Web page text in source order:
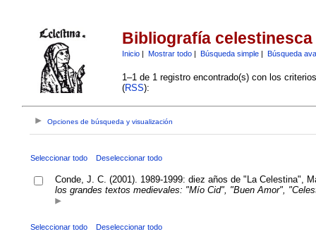
Bibliografía celestinesca
Inicio| Mostrar todo| Búsqueda simple| Búsqueda
1–1 de 1 registro encontrado(s) con los
(RSS):
Opciones de búsqueda y visualización
Seleccionar todo Deseleccionar todo
Conde, J. C. (2001). 1989-1999: diez años de "La Celestina",
los grandes textos medievales: "Mío Cid", "Buen Amor",
Seleccionar todo Deseleccionar todo